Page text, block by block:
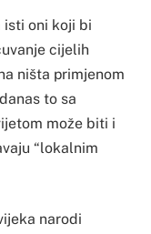
isti oni koji bi
cijelih
ništa primjenom
to sa
može biti i
“lokalnim
narodi